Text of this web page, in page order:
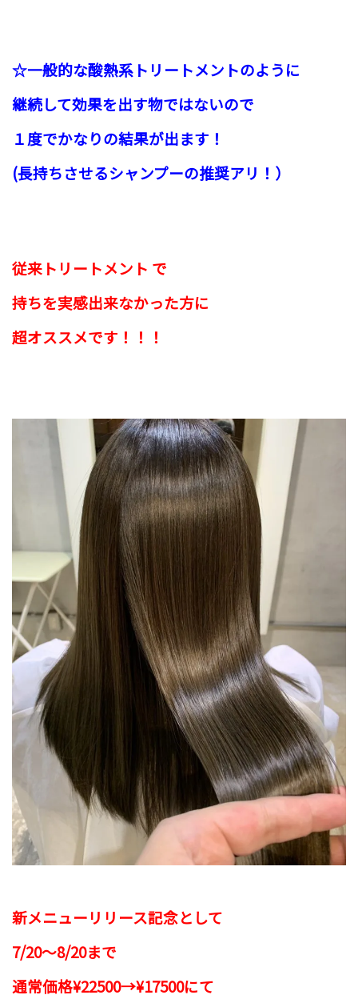
☆一般的な酸熱系トリートメントのように
継続して効果を出す物ではないので
１度でかなりの結果が出ます！
(長持ちさせるシャンプーの推奨アリ！）
従来トリートメント で
持ちを実感出来なかった方に
超オススメです！！！
新メニューリリース記念として
7/20〜8/20まで
通常価格¥22500→¥17500にて